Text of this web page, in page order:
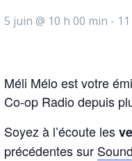
5 juin @ 10 h 00 min -
Méli Mélo est votre
Co-op Radio depuis
Soyez à l’écoute les
précédentes sur